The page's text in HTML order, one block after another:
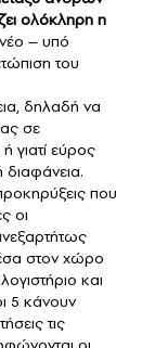
ολόκληρη η
– υπό
του
δηλαδή να
σε
γιατί εύρος
που
οι
στον χώρο
και
5 κάνουν
τις